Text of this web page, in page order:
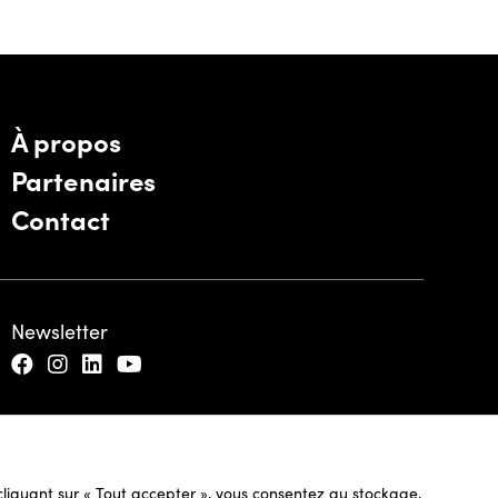
sur « Tout accepter », vous consentez au stockage,
À propos
Partenaires
Contact
Newsletter